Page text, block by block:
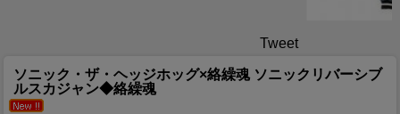
Tweet
ソニック・ザ・ヘッジホッグ×絡繰魂 ソニックリバーシブ
ルスカジャン◆絡繰魂